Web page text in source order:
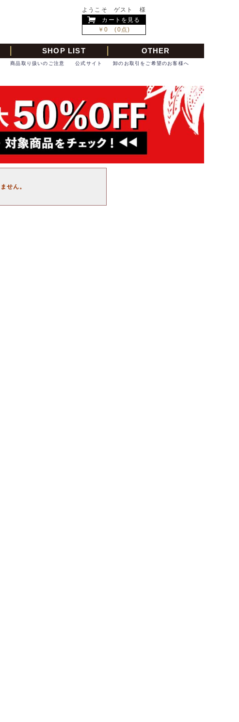
ようこそ ゲスト 様
カートを見る
￥0 (0点)
SHOP LIST OTHER
卸のお取引をご希望のお客様へ
公式サイト
商品取り扱いのご注意
せん。